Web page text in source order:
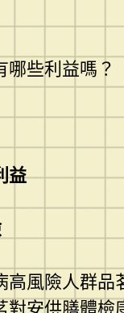
些利益嗎？
益
高風險人群